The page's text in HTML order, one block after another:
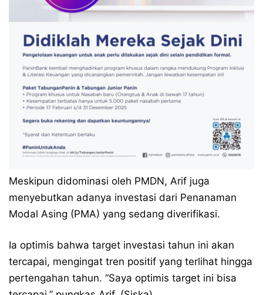
Meskipun didominasi oleh PMDN, Arif juga
menyebutkan adanya investasi dari Penanaman
Modal Asing (PMA) yang sedang diverifikasi.
Ia optimis bahwa target investasi tahun ini akan
tercapai, mengingat tren positif yang terlihat hingga
pertengahan tahun. “Saya optimis target ini bisa